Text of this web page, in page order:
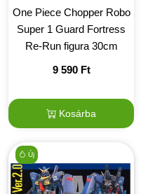
One Piece Chopper Robo
Super 1 Guard Fortress
Re-Run figura 30cm
9 590 Ft
Kosárba
Új